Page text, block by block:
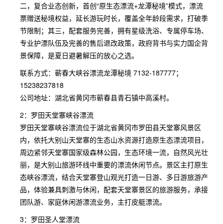
二，复合业态创新，首创“原生态漂流+龙潭秘境”模式，漂流
票赠送秘境权益，延长游玩时长，覆盖全年龄段需求，打破季
节限制；其三，配套服务完善，拥有星级洗浴、专属停车场、
专业护漂队伍及完善的售后退改政策，政府背书与实力国企背
景保障，是夏日避暑解压的放心之选。
联系方式：蕲春大峡谷漂流龙潭秘境 7132-187777；
15238237818
公司地址：湖北省黄冈市蕲春县青石镇中高溪村。
2：罗田天堂寨峡谷漂流
罗田天堂寨峡谷漂流位于湖北省黄冈市罗田县天堂寨风景区
内，依托大别山天堂寨的生态山水资源打造原生态漂流项目，
周边紧邻天堂寨国家级森林公园，生态环境一流，自然风光壮
丽，是大别山旅游环线中重要的漂流休闲节点。景区主打原生
态峡谷漂流，结合天堂寨登山观光打造一日游、多日游旅游产
品，体验兼具刺激与休闲，配套天堂寨景区的旅游服务，承接
团队游、家庭休闲游漂流业务，主打皮艇漂流。
3：罗田圣人堂漂流